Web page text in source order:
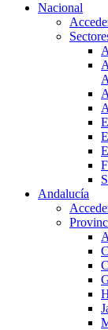
Nacional
Andalucía